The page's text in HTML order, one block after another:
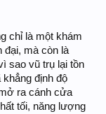
chỉ là một khám
đại, mà còn là
sao vũ trụ lại tồn
định độ
ra cánh cửa
tối, năng lượng